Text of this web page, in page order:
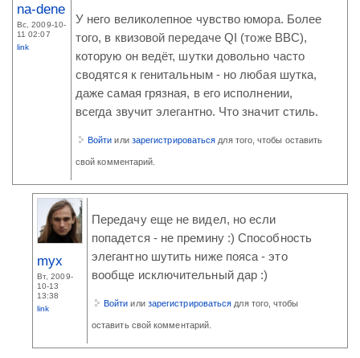
na-dene
Вс, 2009-10-
11 02:07
link
У него великолепное чувство юмора. Более
того, в квизовой передаче QI (тоже ВВС),
которую он ведёт, шутки довольно часто
сводятся к генитальным - но любая шутка,
даже самая грязная, в его исполнении,
всегда звучит элегантно. Что значит стиль.
Войти или зарегистрироваться для того, чтобы оставить
свой комментарий.
myx
Вт, 2009-
10-13
13:38
link
Передачу еще не видел, но если
попадется - не премину :) Способность
элегантно шутить ниже пояса - это
вообще исключительный дар :)
Войти или зарегистрироваться для того, чтобы
оставить свой комментарий.